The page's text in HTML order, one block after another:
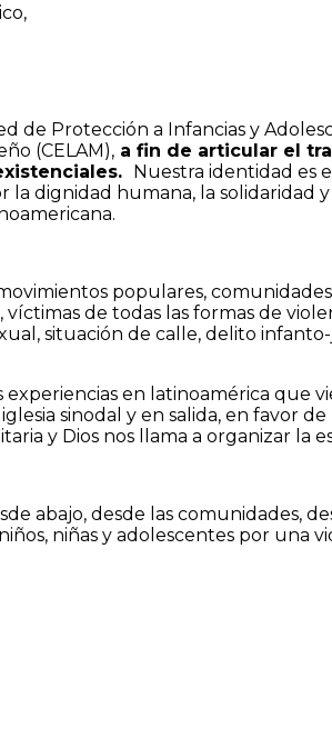
Protección a Infancias y
(CELAM), a fin de articular el
Nuestra identidad es
dignidad humana, la solidaridad
populares,
de todas las formas de
situación de calle, delito
en latinoamérica que
sinodal y en salida, en favor
y Dios nos llama a organizar la
abajo, desde las comunidades,
niñas y adolescentes por una